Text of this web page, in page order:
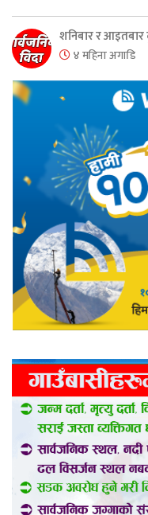
शनिबार र आइतबार
४ महिना अगाडि